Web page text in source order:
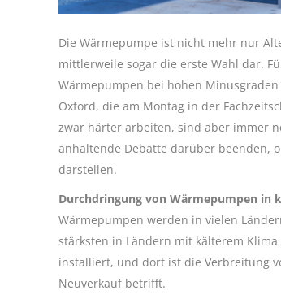
Die Wärmepumpe ist nicht mehr nur
mittlerweile sogar die erste Wahl dar.
Wärmepumpen bei hohen
Oxford, die am Montag in der
zwar härter arbeiten, sind aber immer
anhaltende Debatte darüber beenden,
darstellen.
Durchdringung von Wärmepumpen in
Wärmepumpen werden in vielen
stärksten in Ländern mit kälterem
installiert, und dort ist die Verbreitung
Neuverkauf betrifft.